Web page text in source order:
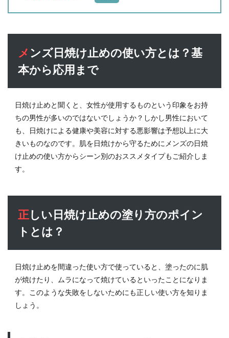
止め
い方
基本
応用
まで
正し
い日
り方
イン
2.1
全体
的に
メンズ日焼け止めの使い方とは？基
本から応用まで
日焼け止めと聞くと、女性が使用するものという印象をお持
ちの男性が多いのではないでしょうか？しかし男性において
も、日焼けによる健康や美容に対する悪影響は予想以上に大
きいものなのです。肌を日焼けから守るためにメンズの日焼
け止めの使い方からシーン別のおススメタイプもご紹介しま
す。
正しい日焼け止めの塗り方のポイン
トとは？
日焼け止めを間違った使い方で使っていると、塗ったのに肌
が焼けたり、ムラになって焼けているといったことになりま
す。このような失敗をしないためにも正しい使い方を知りま
しょう。